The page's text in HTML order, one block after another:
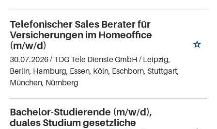
Telefonischer Sales Berater für
Versicherungen im Homeoffice
(m/w/d)
30.07.2026 /TDG Tele Dienste GmbH / Leipzig,
Berlin, Hamburg, Essen, Köln, Eschborn, Stuttgart,
München, Nürnberg
Bachelor-Studierende (m/w/d),
duales Studium gesetzliche